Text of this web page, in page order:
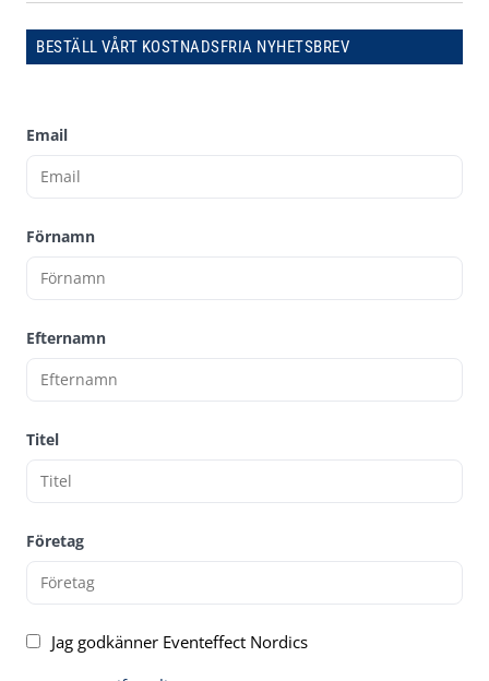
BESTÄLL VÅRT KOSTNADSFRIA NYHETSBREV
Email
Förnamn
Efternamn
Titel
Företag
Jag godkänner Eventeffect Nordics